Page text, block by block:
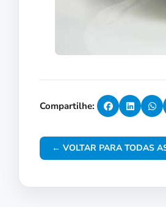
Compartilhe:
← VOLTAR PARA TODAS